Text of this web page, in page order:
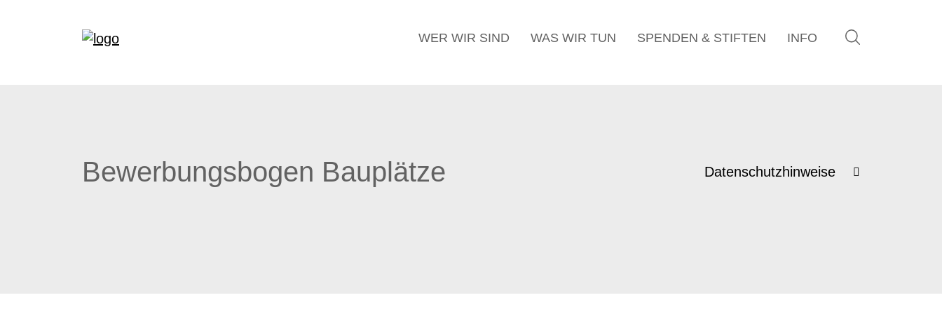
WER WIR SIND WAS WIR TUN SPENDEN & STIFTEN INFO
Bewerbungsbogen Bauplätze Datenschutzhinweise